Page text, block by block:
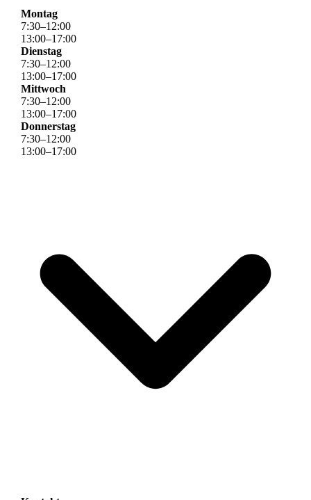
Montag
7:30–12:00
13:00–17:00
Dienstag
7:30–12:00
13:00–17:00
Mittwoch
7:30–12:00
13:00–17:00
Donnerstag
7:30–12:00
13:00–17:00